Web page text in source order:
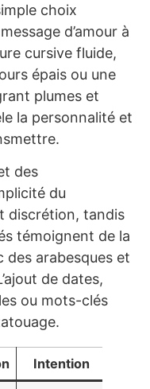
choix
d’amour à
cursive fluide,
épais ou une
plumes et
la personnalité et
des
du
discrétion, tandis
témoignent de la
des arabesques et
de dates,
ou mots-clés
Intention